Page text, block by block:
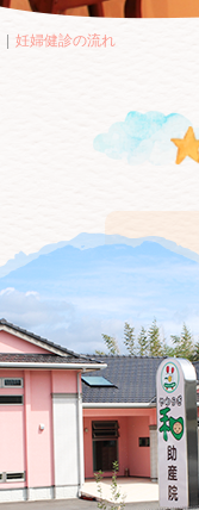
妊婦健診の流れ